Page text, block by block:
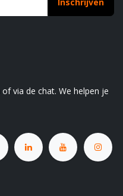
via de chat. We helpen je